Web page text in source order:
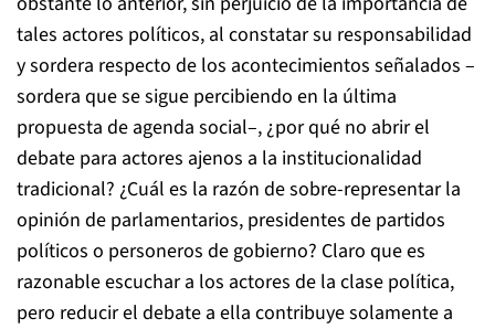
tales actores políticos, al constatar su responsabilidad
y sordera respecto de los acontecimientos señalados –
sordera que se sigue percibiendo en la última
propuesta de agenda social–, ¿por qué no abrir el
debate para actores ajenos a la institucionalidad
tradicional? ¿Cuál es la razón de sobre-representar la
opinión de parlamentarios, presidentes de partidos
políticos o personeros de gobierno? Claro que es
razonable escuchar a los actores de la clase política,
pero reducir el debate a ella contribuye solamente a